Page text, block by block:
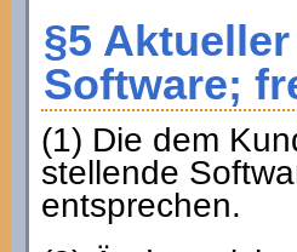
§5
Software;
(1) Die dem
stellende
entsprechen.